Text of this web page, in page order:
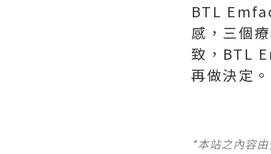
BTL
感，三個
致，BTL
再做決定。
*本站之內容